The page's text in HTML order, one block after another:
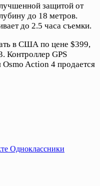
защитой от
до 18 метров.
до 2.5 часа съемки.
в США по цене $399,
Контроллер GPS
Action 4 продается
Одноклассники